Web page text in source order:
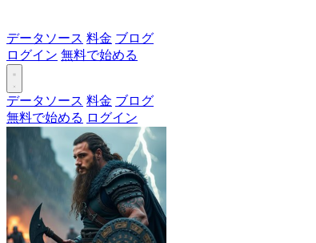
データソース 料金 ブログ
ログイン 無料で始める
データソース 料金 ブログ
無料で始める ログイン